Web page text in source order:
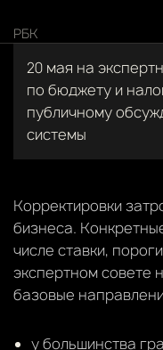
РБК
20 мая на
по бюджету и
публичному
системы
Корректировки
бизнеса.
числе ставки,
экспертном совете
базовые
у большинства